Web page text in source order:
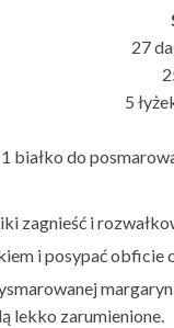
27
5
1 białko do
zagnieść i
i posypać obficie
lekko zarumienione.